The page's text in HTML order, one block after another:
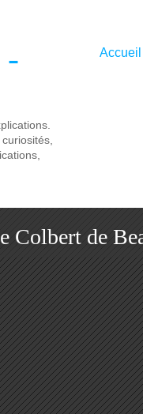
-
Accueil
Colbert de